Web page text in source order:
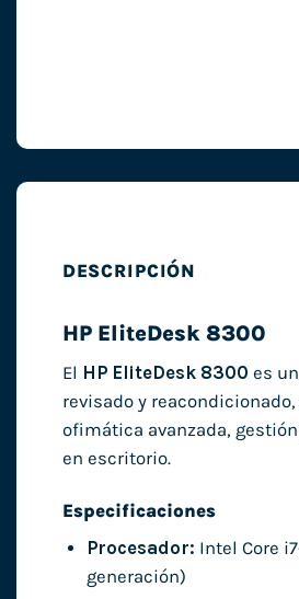
DESCRIPCIÓN
HP EliteDesk 8300
El HP EliteDesk 8300 es
revisado y
ofimática avanzada,
en escritorio.
Especificaciones
Procesador: Intel Core
generación)